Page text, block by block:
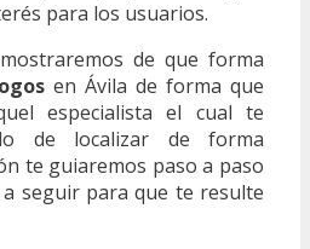
para los usuarios.
de que forma
en Ávila de forma que
especialista el cual te
de localizar de forma
te guiaremos paso a paso
seguir para que te resulte